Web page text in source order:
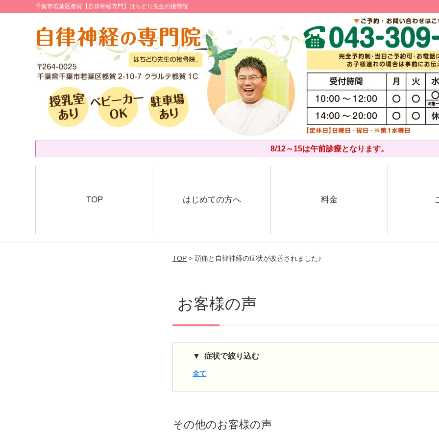
千葉市若葉区都賀【自律神経専門】はちどり先生の接骨院
8/12～15は午前診療となります。
TOP はじめての方へ
ラム
料金
TOP > 頭痛と自律神経の症状が改善されました♪
お客様の声
症状で絞り込む
全て
その他のお客様の声